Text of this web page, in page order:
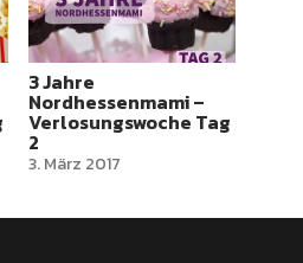
3 Jahre
Nordhessenmami –
Verlosungswoche Tag
2
3. März 2017